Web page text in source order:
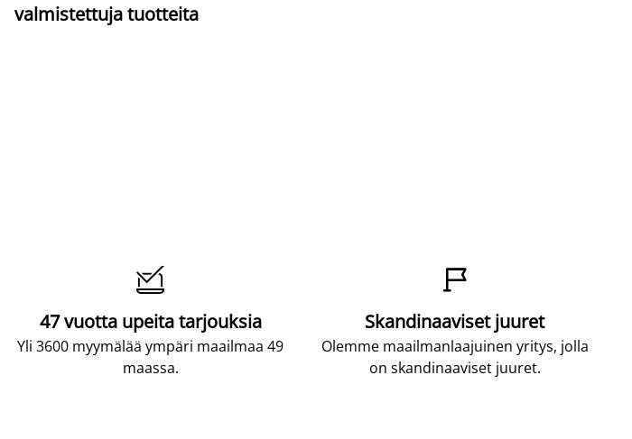
valmistettuja tuotteita

47 vuotta upeita tarjouksia
Yli 3600 myymälää ympäri maailmaa 49
maassa.

Skandinaaviset juuret
Olemme maailmanlaajuinen yritys, jolla
on skandinaaviset juuret.